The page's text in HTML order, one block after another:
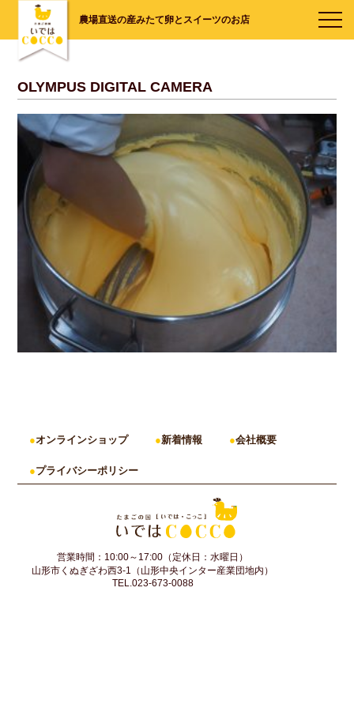
農場直送の産みたて卵とスイーツのお店
OLYMPUS DIGITAL CAMERA
オンラインショップ 新着情報 会社概要
プライバシーポリシー
営業時間：10:00～17:00（定休日：水曜日）
山形市くぬぎざわ西3-1（山形中央インター産業団地内）
TEL.023-673-0088